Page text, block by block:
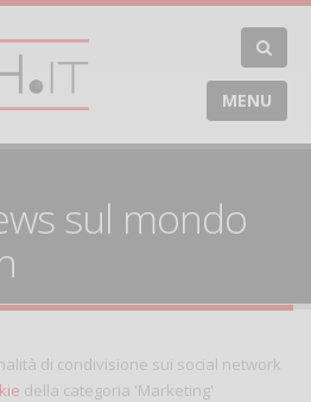
MENU
sul mondo
di condivisione sui social network
della categoria 'Marketing'